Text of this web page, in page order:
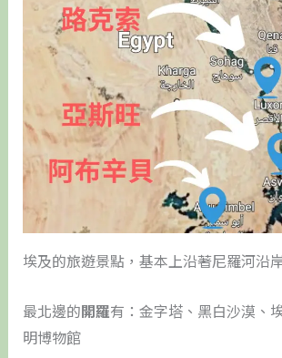
埃及的旅遊景點，基本上沿著尼羅河沿
最北邊的開羅有：金字塔、黑白沙漠、
明博物館